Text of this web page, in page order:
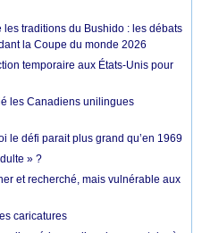
traditions du Bushido : les débats
la Coupe du monde 2026
temporaire aux États-Unis pour
les Canadiens unilingues
le défi parait plus grand qu’en 1969
» ?
et recherché, mais vulnérable aux
caricatures